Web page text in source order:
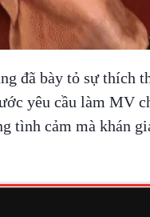
đã bày tỏ sự thích
yêu cầu làm MV
tình cảm mà khán